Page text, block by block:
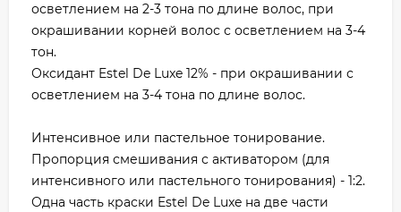
осветлением на 2-3 тона по длине волос, при
окрашивании корней волос с осветлением на 3-4
тон.
Оксидант Estel De Luxe 12% - при окрашивании с
осветлением на 3-4 тона по длине волос.
Интенсивное или пастельное тонирование.
Пропорция смешивания с активатором (для
интенсивного или пастельного тонирования) - 1:2.
Одна часть краски Estel De Luxe на две части